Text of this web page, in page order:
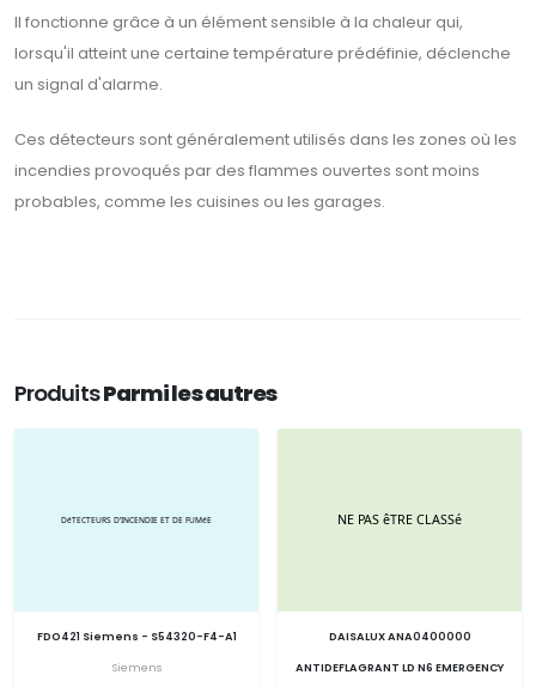
Il fonctionne grâce à un élément sensible à la chaleur qui,
lorsqu'il atteint une certaine température prédéfinie, déclenche
un signal d'alarme.
Ces détecteurs sont généralement utilisés dans les zones où les
incendies provoqués par des flammes ouvertes sont moins
probables, comme les cuisines ou les garages.
ProduitsParmi les autres
FDO421 Siemens - S54320-F4-A1
Siemens
DAISALUX ANA0400000
ANTIDEFLAGRANT LD N6 EMERGENCY